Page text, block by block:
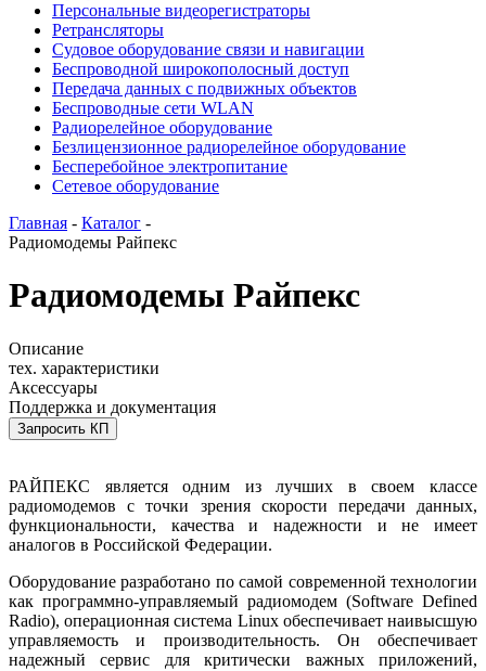
Персональные видеорегистраторы
Ретрансляторы
Судовое оборудование связи и навигации
Беспроводной широкополосный доступ
Передача данных с подвижных объектов
Беспроводные сети WLAN
Радиорелейное оборудование
Безлицензионное радиорелейное оборудование
Бесперебойное электропитание
Сетевое оборудование
Главная - Каталог -
Радиомодемы Райпекс
Радиомодемы Райпекс
Описание
тех. характеристики
Аксессуары
Поддержка и документация
Запросить КП
РАЙПЕКС является одним из лучших в своем классе
радиомодемов с точки зрения скорости передачи данных,
функциональности, качества и надежности и не имеет
аналогов в Российской Федерации.
Оборудование разработано по самой современной технологии
как программно-управляемый радиомодем (Software Defined
Radio), операционная система Linux обеспечивает наивысшую
управляемость и производительность. Он обеспечивает
надежный сервис для критически важных приложений,